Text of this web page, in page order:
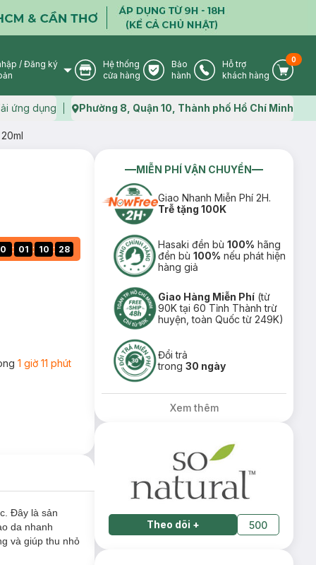
User Icon
/ Đăng ký
Store Icon
Hệ thống
cửa hàng
Warranty Icon
Bảo
hành
Phone Icon
Hỗ trợ
khách hàng
Cart
0
ứng dụng Map icon
Phường 8, Quận 10, Thành phố Hồ Chí Minh
0 : 01 : 10 : 27
1 giờ 11 phút
Đây là sản
da nhanh
và giúp thu nhỏ
MIỄN PHÍ VẬN CHUYỂN
Giao Nhanh Miễn Phí 2H.
Trễ tặng 100K
Hasaki đền bù100% hãng
đền bù100% nếu phát hiện
hàng giả
Giao Hàng Miễn Phí (từ
90K tại 60 Tỉnh Thành trừ
huyện, toàn Quốc từ 249K)
Đổi trả
trong30 ngày
Xem thêm
Theo dõi + 500